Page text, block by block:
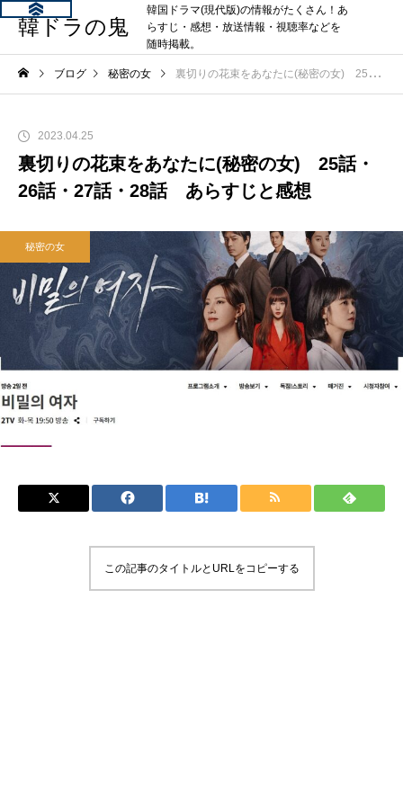
韓ドラの鬼
韓国ドラマ(現代版)の情報がたくさん！あ
らすじ・感想・放送情報・視聴率などを
随時掲載。
ブログ 秘密の女 裏切りの花束をあなたに(秘密の女) 25話・26話・27話・28話 あらすじと感想
2023.04.25
裏切りの花束をあなたに(秘密の女) 25話・
26話・27話・28話 あらすじと感想
秘密の女
この記事のタイトルとURLをコピーする